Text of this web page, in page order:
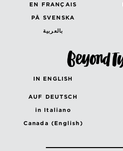
EN FRANÇAIS
PÅ SVENSKA
بالعربية
IN ENGLISH
AUF DEUTSCH
in Italiano
Canada (English)